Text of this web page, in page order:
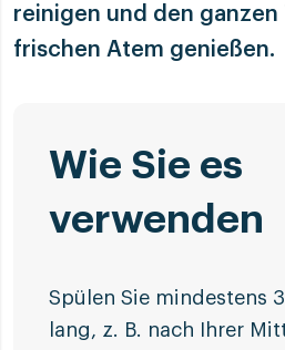
reinigen und den ganzen
frischen Atem genießen.
Wie Sie es
verwenden
Spülen Sie mindestens
lang, z. B. nach Ihrer